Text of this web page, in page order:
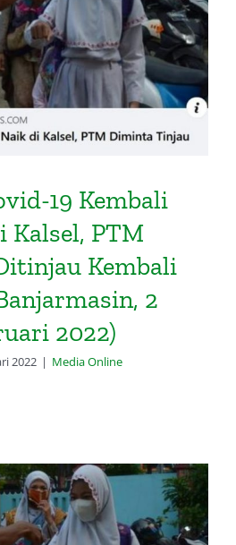
19 Kembali Naik di
Diminta Ditinjau
Banjarmasin, 2
2022)
19 Kembali
Kalsel, PTM
Kembali
2
2022)
2022 | Media Online